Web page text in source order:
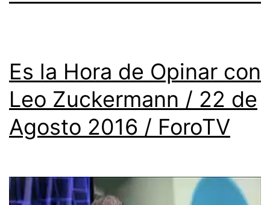
Es la Hora de Opinar con
Leo Zuckermann / 22 de
Agosto 2016 / ForoTV